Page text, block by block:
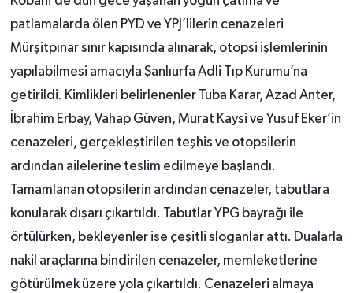
patlamalarda ölen PYD ve YPJ’lilerin cenazeleri
Mürşitpınar sınır kapısında alınarak, otopsi işlemlerinin
yapılabilmesi amacıyla Şanlıurfa Adli Tıp Kurumu’na
getirildi. Kimlikleri belirlenenler Tuba Karar, Azad Anter,
İbrahim Erbay, Vahap Güven, Murat Kaysi ve Yusuf Eker’in
cenazeleri, gerçekleştirilen teşhis ve otopsilerin
ardından ailelerine teslim edilmeye başlandı.
Tamamlanan otopsilerin ardından cenazeler, tabutlara
konularak dışarı çıkartıldı. Tabutlar YPG bayrağı ile
örtülürken, bekleyenler ise çeşitli sloganlar attı. Dualarla
nakil araçlarına bindirilen cenazeler, memleketlerine
götürülmek üzere yola çıkartıldı. Cenazeleri almaya